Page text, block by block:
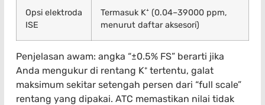
Opsi elektroda
ISE
Termasuk K⁺ (0.04–39000 ppm,
menurut daftar aksesori)
Penjelasan awam: angka “±0.5% FS” berarti jika
Anda mengukur di rentang K⁺ tertentu, galat
maksimum sekitar setengah persen dari “full scale”
rentang yang dipakai. ATC memastikan nilai tidak